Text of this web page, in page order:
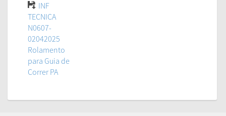
INF
TECNICA
N0607-
02042025
Rolamento
para Guia de
Correr PA